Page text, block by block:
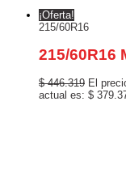
¡Oferta!
215/60R16
215/60R16
$446.319 El
actual es: $